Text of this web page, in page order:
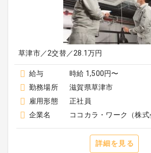
草津市／2交替／28.1万円
給与
時給 1,500円〜
勤務場所
滋賀県草津市
雇用形態
正社員
企業名
ココカラ・ワーク（株式
詳細を見る